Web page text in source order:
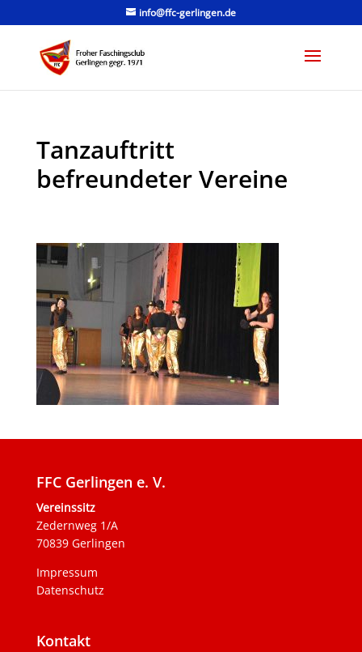
info@ffc-gerlingen.de
Tanzauftritt
befreundeter Vereine
FFC Gerlingen e. V.
Vereinssitz
Zedernweg 1/A
70839 Gerlingen
Impressum
Datenschutz
Kontakt